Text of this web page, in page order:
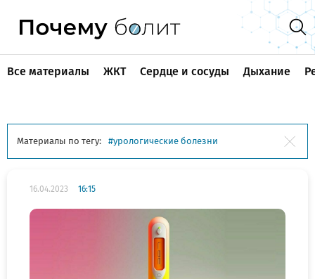
Все материалы ЖКТ Сердце и сосуды Дыхание
Материалы по тегу: урологические болезни
16.04.2023 16:15